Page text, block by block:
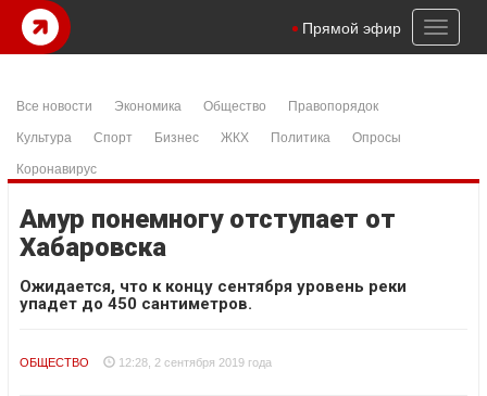
Toggle
Прямой эфир
Все новости Экономика Общество
Правопорядок
Культура
Спорт Бизнес ЖКХ Политика
Опросы
Коронавирус
Амур понемногу отступает от
Хабаровска
Ожидается, что к концу сентября уровень реки
упадет до 450 сантиметров.
ОБЩЕСТВО 12:28, 2 сентября 2019 года